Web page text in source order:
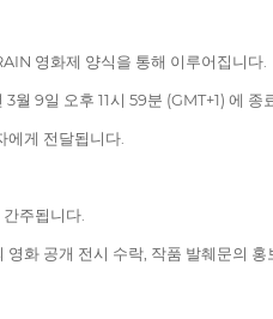
영화제 양식을 통해 이루어집니다.
월 9일 오후 11시 59분 (GMT+1) 에 종
에게 전달됩니다.
주됩니다.
화 공개 전시 수락, 작품 발췌문의